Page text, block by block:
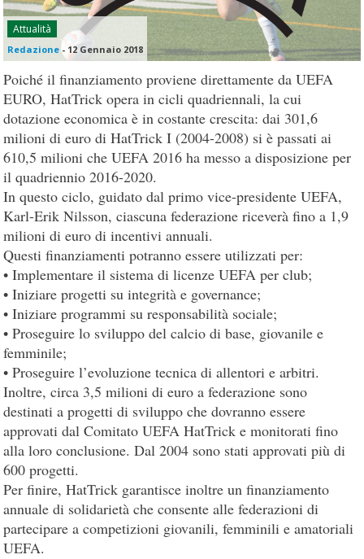
Attualità
Redazione- 12 Gennaio 2018
Poiché il finanziamento proviene direttamente da UEFA
EURO, HatTrick opera in cicli quadriennali, la cui
dotazione economica è in costante crescita: dai 301,6
milioni di euro di HatTrick I (2004-2008) si è passati ai
610,5 milioni che UEFA 2016 ha messo a disposizione per
il quadriennio 2016-2020.
In questo ciclo, guidato dal primo vice-presidente UEFA,
Karl-Erik Nilsson, ciascuna federazione riceverà fino a 1,9
milioni di euro di incentivi annuali.
Questi finanziamenti potranno essere utilizzati per:
• Implementare il sistema di licenze UEFA per club;
• Iniziare progetti su integrità e governance;
• Iniziare programmi su responsabilità sociale;
• Proseguire lo sviluppo del calcio di base, giovanile e
femminile;
• Proseguire l’evoluzione tecnica di allentori e arbitri.
Inoltre, circa 3,5 milioni di euro a federazione sono
destinati a progetti di sviluppo che dovranno essere
approvati dal Comitato UEFA HatTrick e monitorati fino
alla loro conclusione. Dal 2004 sono stati approvati più di
600 progetti.
Per finire, HatTrick garantisce inoltre un finanziamento
annuale di solidarietà che consente alle federazioni di
partecipare a competizioni giovanili, femminili e amatoriali
UEFA.